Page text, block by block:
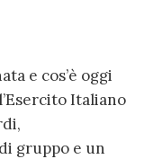
e cos’è oggi
Italiano
gruppo e un